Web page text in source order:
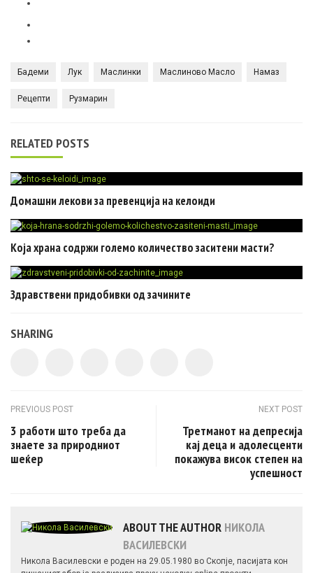
Бадеми Лук Маслинки Маслиново Масло Намаз
Рецепти Рузмарин
RELATED POSTS
Домашни лекови за превенција на келоиди
Која храна содржи големо количество заситени масти?
Здравствени придобивки од зачините
SHARING
Post navigation
PREVIOUS POST
3 работи што треба да
знаете за природниот
шеќер
NEXT POST
Третманот на депресија
кај деца и адолесценти
покажува висок степен на
успешност
ABOUT THE AUTHOR НИКОЛА
ВАСИЛЕВСКИ
Никола Василевски е роден на 29.05.1980 во Скопје, пасијата кон